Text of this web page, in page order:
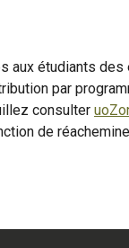
aux étudiants
par
consulter
de